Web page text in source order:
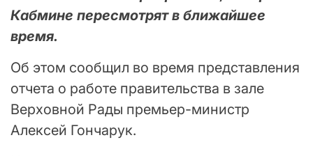
Кабмине пересмотрят в ближайшее
время.
Об этом сообщил во время представления
отчета о работе правительства в зале
Верховной Рады премьер-министр
Алексей Гончарук.